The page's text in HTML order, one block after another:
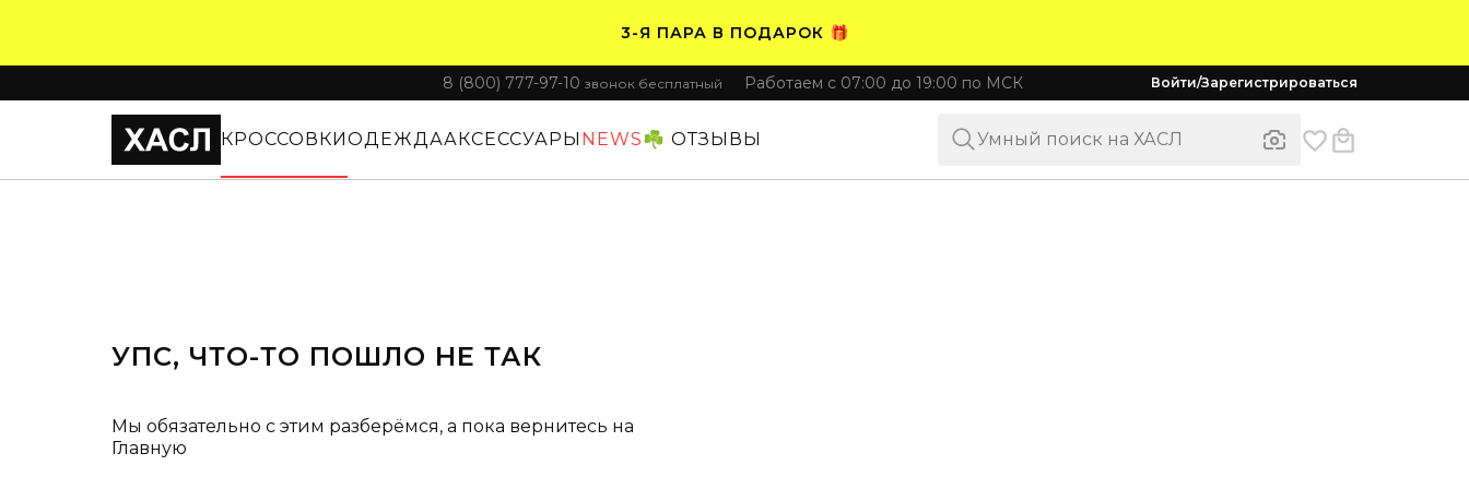
3-Я ПАРА В ПОДАРОК 🎁
ПЛАТИТЕ ЧАСТЯМИ. НОСИТЕ СРАЗУ 🛒
8 (800) 777-97-10 звонок бесплатный Работаем с 07:00 до 19:00 по МСК Войти/Зарегистрироваться
КРОССОВКИОДЕЖДААКСЕССУАРЫ NEWS☘️ ОТЗЫВЫ
УПС, ЧТО-ТО ПОШЛО НЕ ТАК
Мы обязательно с этим разберёмся, а пока вернитесь на
Главную